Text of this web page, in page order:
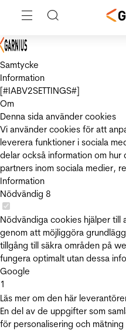
Samtycke
Information
[#IABV2SETTINGS#]
Om
Denna sida använder cookies
Vi använder cookies för att
leverera funktioner i sociala
delar också information om
partners inom sociala medier,
Information
Nödvändig 8
Nödvändiga cookies hjälper
genom att möjliggöra
tillgång till säkra områden på
fungera optimalt utan dessa
Google
1
Läs mer om den här
En del av de uppgifter som
för personalisering och